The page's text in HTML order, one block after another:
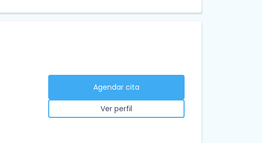
Agendar cita
Ver perfil